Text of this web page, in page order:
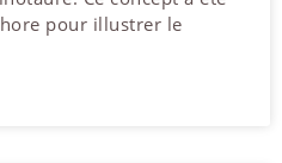
pour illustrer le